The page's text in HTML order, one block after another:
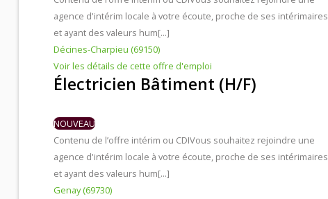
agence d'intérim locale à votre écoute, proche de ses intérimaires
et ayant des valeurs hum[...]
Décines-Charpieu (69150)
Voir les détails de cette offre d'emploi
Électricien Bâtiment (H/F)
NOUVEAU
Contenu de l’offre intérim ou CDIVous souhaitez rejoindre une
agence d'intérim locale à votre écoute, proche de ses intérimaires
et ayant des valeurs hum[...]
Genay (69730)